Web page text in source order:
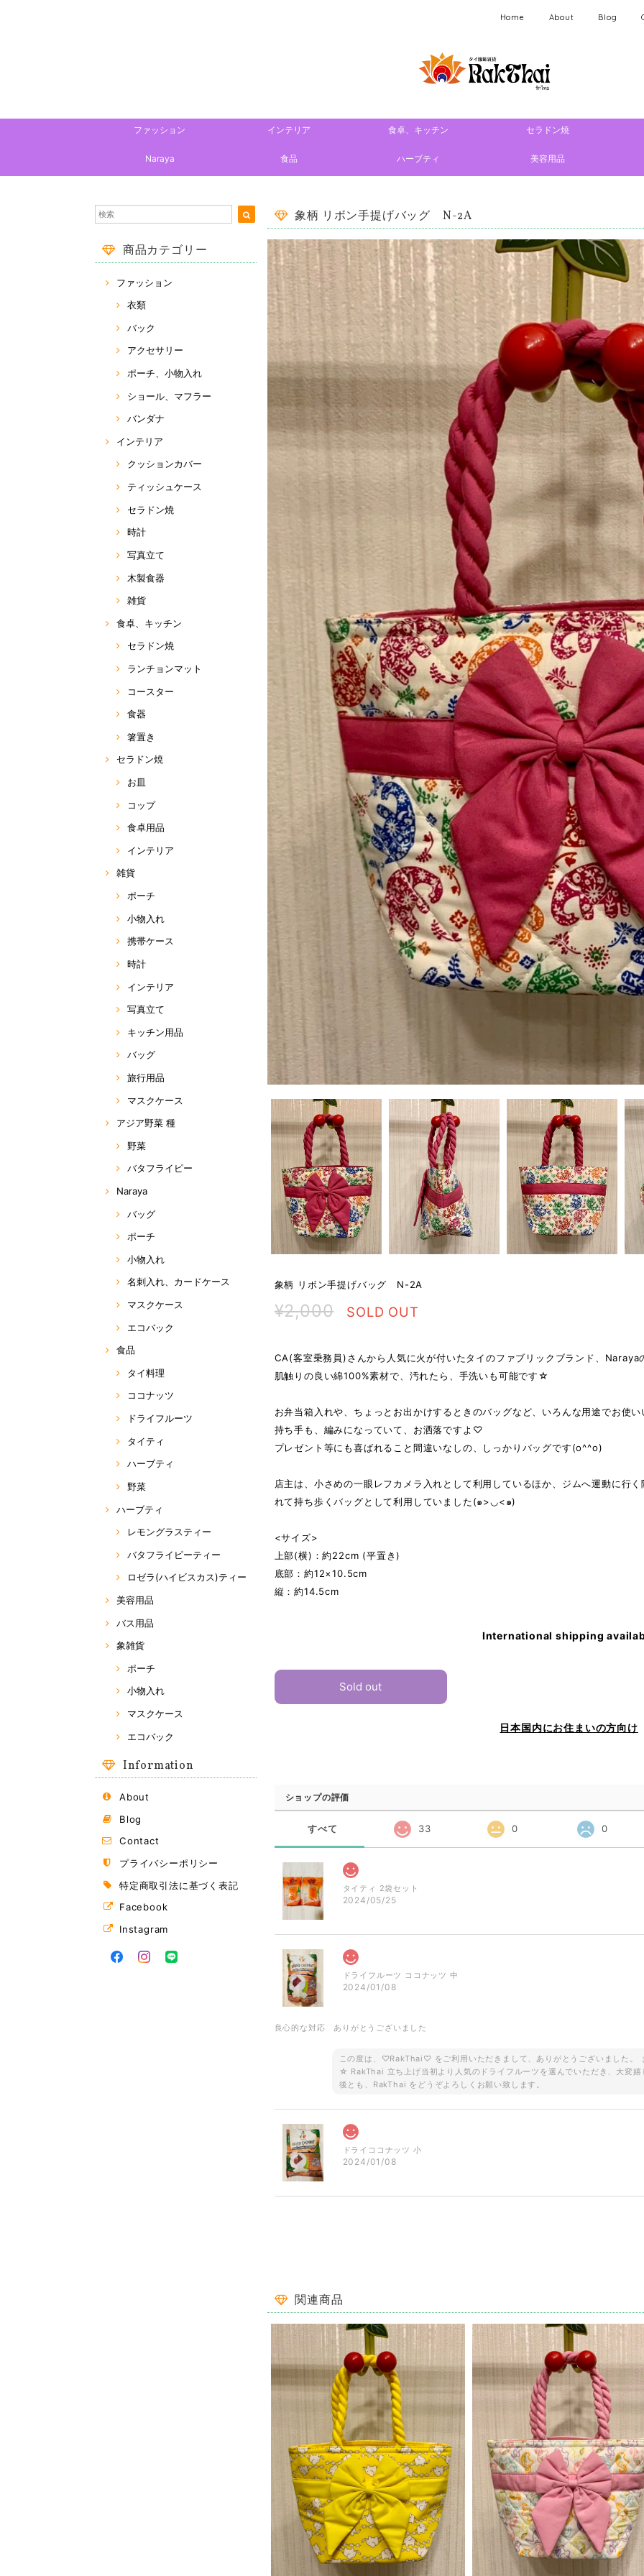
Home About Blog
ファッション インテリア 食卓、キッチン セラドン焼
Naraya 食品 ハーブティ 美容用品
商品カテゴリー
ファッション
衣類
バック
アクセサリー
ポーチ、小物入れ
ショール、マフラー
バンダナ
インテリア
クッションカバー
ティッシュケース
セラドン焼
時計
写真立て
木製食器
雑貨
食卓、キッチン
セラドン焼
ランチョンマット
コースター
食器
箸置き
セラドン焼
お皿
コップ
食卓用品
インテリア
雑貨
ポーチ
小物入れ
携帯ケース
時計
インテリア
写真立て
キッチン用品
バッグ
旅行用品
マスクケース
アジア野菜 種
野菜
バタフライピー
Naraya
バッグ
ポーチ
小物入れ
名刺入れ、カードケース
マスクケース
エコバック
食品
タイ料理
ココナッツ
ドライフルーツ
タイティ
ハーブティ
野菜
ハーブティ
レモングラスティー
バタフライピーティー
ロゼラ(ハイビスカス)ティー
美容用品
バス用品
象雑貨
ポーチ
小物入れ
マスクケース
エコバック
Information
About
Blog
Contact
プライバシーポリシー
特定商取引法に基づく表記
Facebook
Instagram
象柄 リボン手提げバッグ N-2A
象柄 リボン手提げバッグ N-2A
¥2,000 SOLD OUT
CA(客室乗務員)さんから人気に火が付いたタイのファブリックブランド、Naraya
肌触りの良い綿100%素材で、汚れたら、手洗いも可能です☆
お弁当箱入れや、ちょっとお出かけするときのバッグなど、いろんな用途でお使
持ち手も、編みになっていて、お洒落ですよ♡
プレゼント等にも喜ばれること間違いなしの、しっかりバッグです(o^^o)
店主は、小さめの一眼レフカメラ入れとして利用しているほか、ジムへ運動に行
れて持ち歩くバッグとして利用していました(๑>◡<๑)
<サイズ>
上部(横)：約22cm (平置き)
底部：約12×10.5cm
縦：約14.5cm
International shipping
Sold out
日本国内にお住まいの方向け
ショップの評価
すべて 33 0 0
タイティ 2袋セット
2024/05/25
ドライフルーツ ココナッツ 中
2024/01/08
良心的な対応 ありがとうございました
この度は、♡RakThai♡ をご利用いただきまして、ありがとうございました。
☆ RakThai 立ち上げ当初より人気のドライフルーツを選んでいただき、大変
後とも、RakThai をどうぞよろしくお願い致します。
ドライココナッツ 小
2024/01/08
目惚れでご購入ということで、大変嬉しく思います。 パッと目を惹く蓮模様
も、RakThaiをどうぞよろしくお願い致します☆
ココナッツバックルスカート CB-1 ♡タイダイ模様♡
2022/08/14
この商品をとても楽しみに待ってました❤️ 対応もとても早くて丁寧で嬉しかったです(^-^) あり
この度は、ご購入ありがとうございました(^^) 重ねて、評価、レビューコメ
ッツバックルスカート。 気に入っていただけると幸いです( ^ω^ ) 今後とも
ペイント チュニック
関連商品